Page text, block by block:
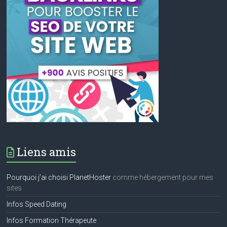
Liens amis
Pourquoi j’ai choisi PlanetHoster comme hébergement pour mes
sites
Infos Speed Dating
Infos Formation Thérapeute